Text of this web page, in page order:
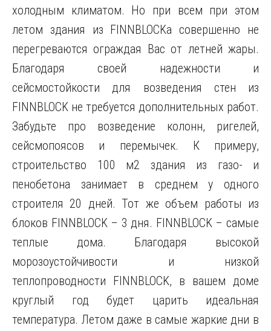
холодным климатом. Но при всем при этом
летом здания из FINNBLOCKа совершенно не
перегреваются ограждая Вас от летней жары.
Благодаря своей надежности и
сейсмостойкости для возведения стен из
FINNBLOCK не требуется дополнительных работ.
Забудьте про возведение колонн, ригелей,
сейсмопоясов и перемычек. К примеру,
строительство 100 м2 здания из газо- и
пенобетона занимает в среднем у одного
строителя 20 дней. Тот же объем работы из
блоков FINNBLOCK – 3 дня. FINNBLOCK – самые
теплые дома. Благодаря высокой
морозоустойчивости и низкой
теплопроводности FINNBLOCK, в вашем доме
круглый год будет царить идеальная
температура. Летом даже в самые жаркие дни в